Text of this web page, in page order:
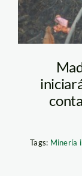
Tags: Minería